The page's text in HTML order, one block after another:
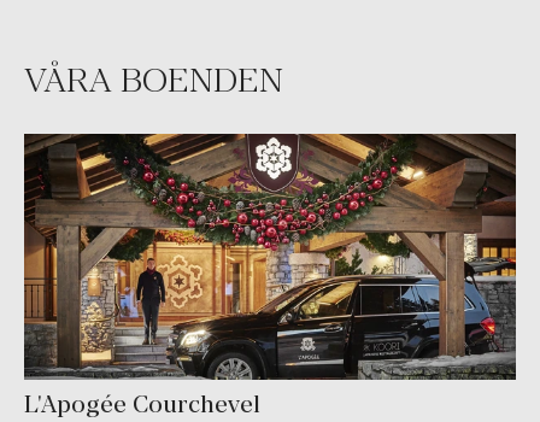
VÅRA BOENDEN
L'Apogée Courchevel